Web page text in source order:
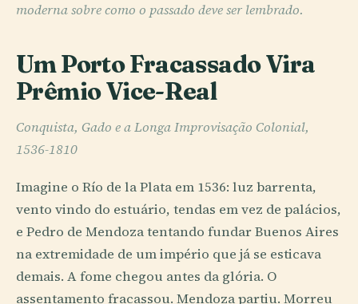
moderna sobre como o passado deve ser lembrado.
Um Porto Fracassado Vira
Prêmio Vice-Real
Conquista, Gado e a Longa Improvisação Colonial,
1536-1810
Imagine o Río de la Plata em 1536: luz barrenta,
vento vindo do estuário, tendas em vez de palácios,
e Pedro de Mendoza tentando fundar Buenos Aires
na extremidade de um império que já se esticava
demais. A fome chegou antes da glória. O
assentamento fracassou. Mendoza partiu. Morreu